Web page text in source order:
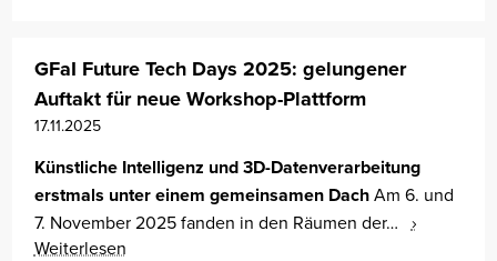
GFaI Future Tech Days 2025: gelungener
Auftakt für neue Workshop-Plattform
17.11.2025
Künstliche Intelligenz und 3D-Datenverarbeitung
erstmals unter einem gemeinsamen DachAm 6. und
7. November 2025 fanden in den Räumen der…
Weiterlesen